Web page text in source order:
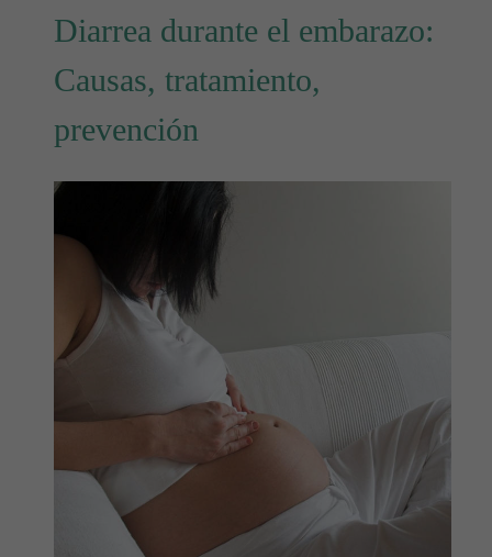
Diarrea durante el embarazo:
Causas, tratamiento,
prevención